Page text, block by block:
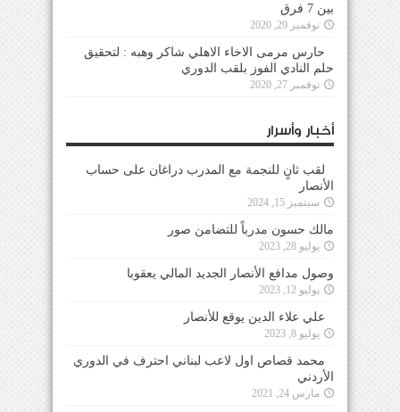
بين 7 فرق
نوفمبر 29, 2020
حارس مرمى الاخاء الاهلي شاكر وهبه : لتحقيق
حلم النادي الفوز بلقب الدوري
نوفمبر 27, 2020
أخبار وأسرار
لقب ثانٍ للنجمة مع المدرب دراغان على حساب
الأنصار
سبتمبر 15, 2024
مالك حسون مدرباً للتضامن صور
يوليو 28, 2023
وصول مدافع الأنصار الجديد المالي يعقوبا
يوليو 12, 2023
علي علاء الدين يوقع للأنصار
يوليو 8, 2023
محمد قصاص اول لاعب لبناني احترف في الدوري
الأردني
مارس 24, 2021